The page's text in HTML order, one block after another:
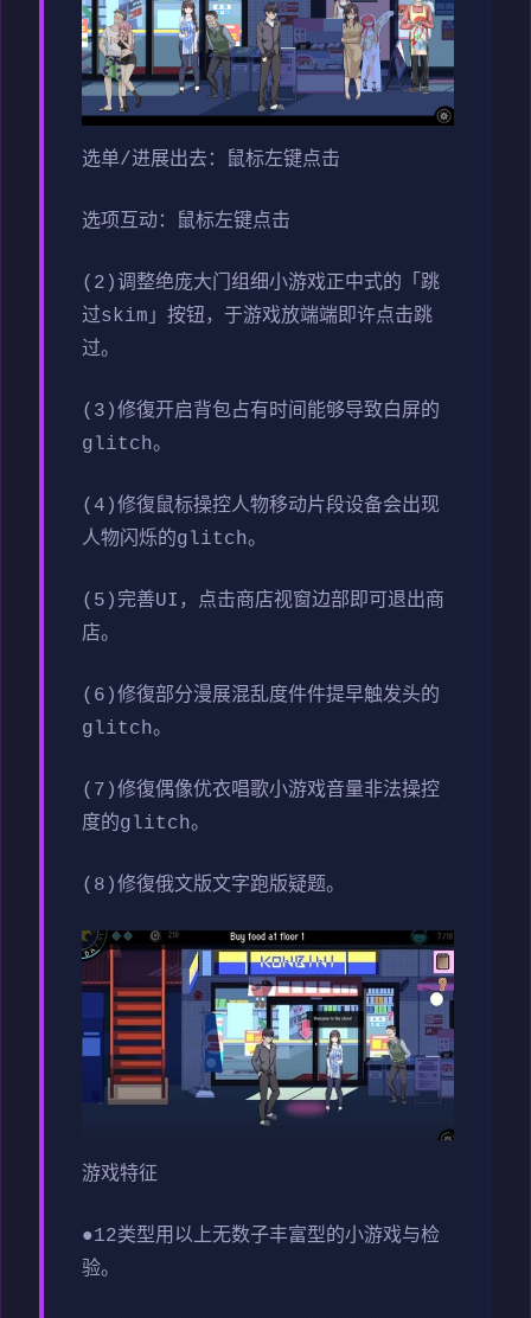
选单/进展出去：鼠标左键点击
选项互动：鼠标左键点击
(2)调整绝庞大门组细小游戏正中式的「跳
过skim」按钮，于游戏放端端即许点击跳
过。
(3)修復开启背包占有时间能够导致白屏的
glitch。
(4)修復鼠标操控人物移动片段设备会出现
人物闪烁的glitch。
(5)完善UI，点击商店视窗边部即可退出商
店。
(6)修復部分漫展混乱度件件提早触发头的
glitch。
(7)修復偶像优衣唱歌小游戏音量非法操控
度的glitch。
(8)修復俄文版文字跑版疑题。
游戏特征
●12类型用以上无数子丰富型的小游戏与检
验。